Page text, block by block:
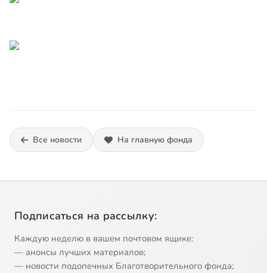
Все новости На главную фонда
Подписаться на рассылку:
Каждую неделю в вашем почтовом ящике:
— анонсы лучших материалов;
— новости подопечных Благотворительного фонда;